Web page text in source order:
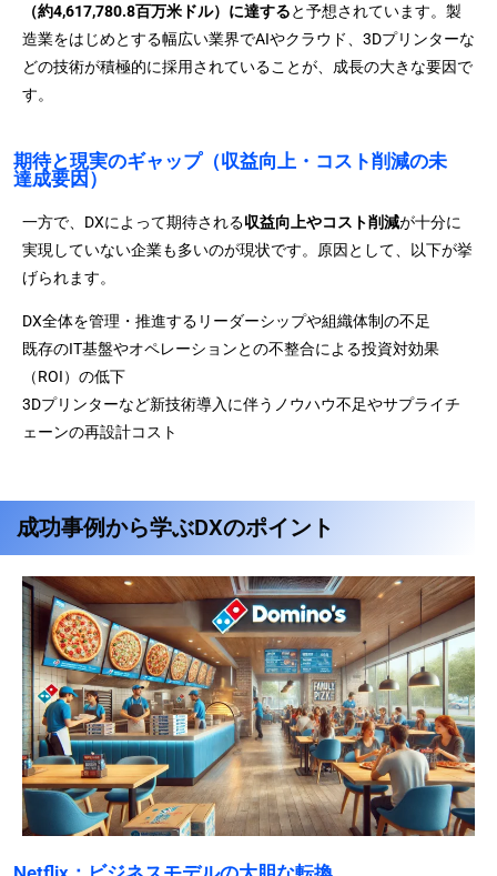
（約4,617,780.8百万米ドル）に達すると予想されています。製
造業をはじめとする幅広い業界でAIやクラウド、3Dプリンターな
どの技術が積極的に採用されていることが、成長の大きな要因で
す。
期待と現実のギャップ（収益向上・コスト削減の未
達成要因）
一方で、DXによって期待される収益向上やコスト削減が十分に
実現していない企業も多いのが現状です。原因として、以下が挙
げられます。
DX全体を管理・推進するリーダーシップや組織体制の不足
既存のIT基盤やオペレーションとの不整合による投資対効果
（ROI）の低下
3Dプリンターなど新技術導入に伴うノウハウ不足やサプライチ
ェーンの再設計コスト
成功事例から学ぶDXのポイント